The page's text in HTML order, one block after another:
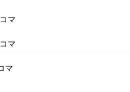
マ
マ
マ